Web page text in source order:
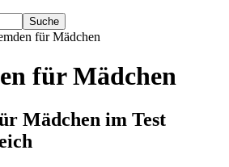
für Mädchen
für Mädchen
Mädchen im Test